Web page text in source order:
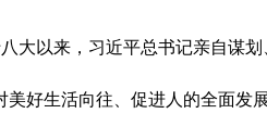
以来，习近平总书记亲自谋划
生活向往、促进人的全面发